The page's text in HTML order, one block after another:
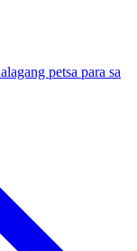
petsa para sa